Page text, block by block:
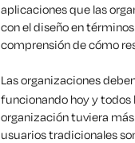
aplicaciones que las
con el diseño en
comprensión de cómo
Las organizaciones
funcionando hoy y todos
organización tuviera
usuarios tradicionales